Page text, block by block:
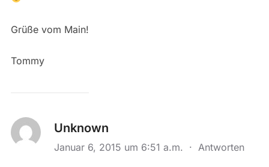
Grüße vom Main!
Tommy
Unknown
Januar 6, 2015 um 6:51 a.m. · Antworten